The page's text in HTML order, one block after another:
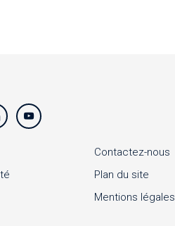
Contactez-nous
Plan du site
Mentions légales